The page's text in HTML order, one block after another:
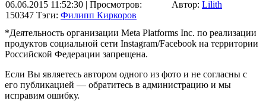
06.06.2015 11:52:30 | Просмотров:
150347 Тэги: Филипп Киркоров
Автор: Lilith
*Деятельность организации Meta Platforms Inc. по реализации
продуктов социальной сети Instagram/Facebook на территории
Российской Федерации запрещена.
Если Вы являетесь автором одного из фото и не согласны с
его публикацией — обратитесь в администрацию и мы
исправим ошибку.